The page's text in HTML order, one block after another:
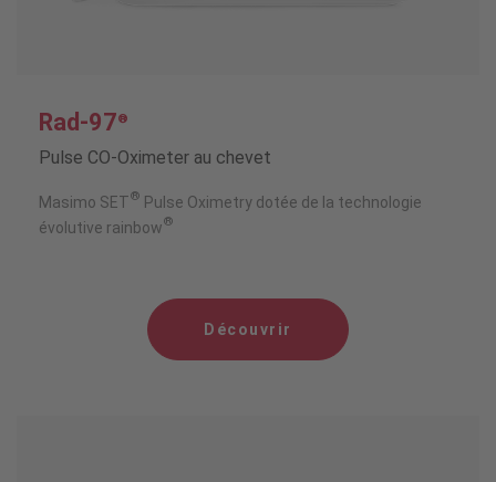
Rad-97®
Pulse CO-Oximeter au chevet
Masimo SET® Pulse Oximetry dotée de la technologie
évolutive rainbow®
Découvrir